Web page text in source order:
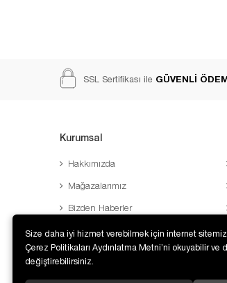
SSL Sertifikası ile GÜVENLİ
Kurumsal
Hakkımızda
Mağazalarımız
Bizden Haberler
Banka Hesaplarımız
İletişim
Size daha iyi hizmet verebilmek için internet
Çerez Politikaları Aydınlatma Metni’ni okuyabilir
değiştirebilirsiniz.